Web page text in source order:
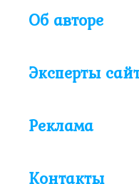
Об авторе
Эксперты
Реклама
Контакты